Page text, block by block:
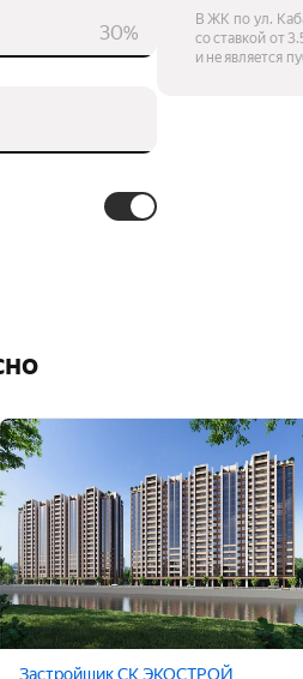
30%
В ЖК по ул.
со ставкой от
и не является
Застройщик СК ЭКОСТРОЙ